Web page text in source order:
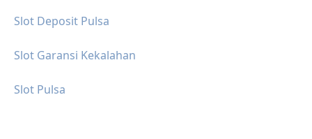
Slot Deposit Pulsa
Slot Garansi Kekalahan
Slot Pulsa